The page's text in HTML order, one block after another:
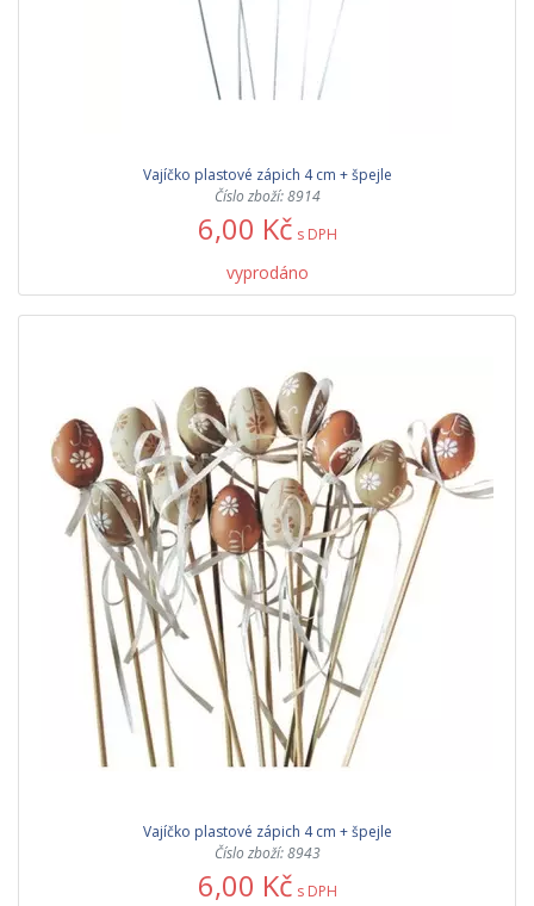
Vajíčko plastové zápich 4 cm + špejle
Číslo zboží: 8914
6,00 Kč s DPH
vyprodáno
Vajíčko plastové zápich 4 cm + špejle
Číslo zboží: 8943
6,00 Kč s DPH